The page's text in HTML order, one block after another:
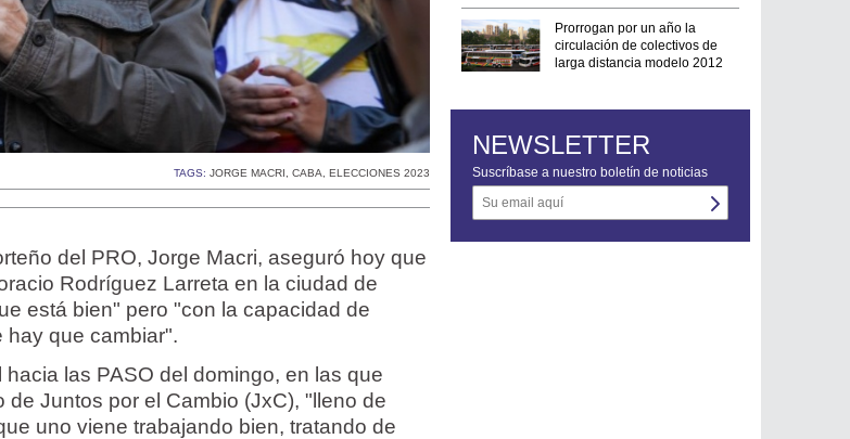
TAGS:JORGE MACRI ,CABA ,ELECCIONES 2023
del PRO, Jorge Macri, aseguró hoy que
Rodríguez Larreta en la ciudad de
está bien" pero "con la capacidad de
hay que cambiar".
las PASO del domingo, en las que
Juntos por el Cambio (JxC), "lleno de
uno viene trabajando bien, tratando de
Prorrogan por un año la
circulación de colectivos de
larga distancia modelo 2012
NEWSLETTER
Suscríbase a nuestro boletín de noticias